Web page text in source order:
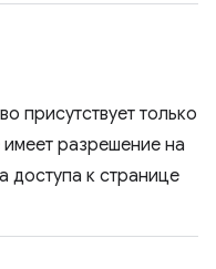
присутствует только
разрешение на
доступа к странице